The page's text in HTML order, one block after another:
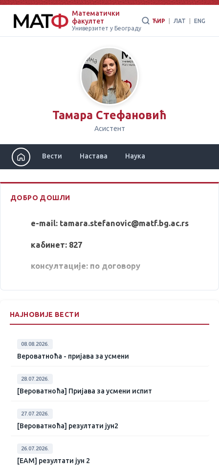
Математички
факултет
Универзитет у Београду
ЋИР ЛАТ ENG
Тамара Стефановић
Асистент
Вести Настава Наука
ДОБРО ДОШЛИ
e-mail: tamara.stefanovic@matf.bg.ac.rs
кабинет: 827
консултације: по договору
НАЈНОВИЈЕ ВЕСТИ
08.08.2026.
Вероватноћа - пријава за усмени
28.07.2026.
[Вероватноћа] Пријава за усмени испит
27.07.2026.
[Вероватноћа] резултати јун2
26.07.2026.
[ЕАМ] резултати јун 2